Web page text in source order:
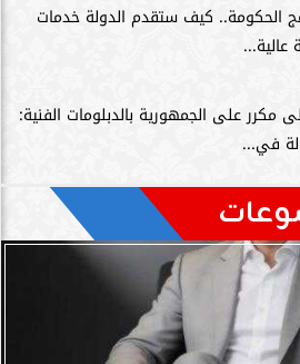
الحكومة.. كيف ستقدم الدولة خدمات
عالية...
مكرر على الجمهورية بالدبلومات الفنية:
في...